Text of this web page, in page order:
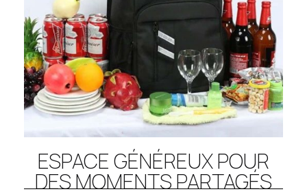
ESPACE GÉNÉREUX POUR
DES MOMENTS PARTAGÉS